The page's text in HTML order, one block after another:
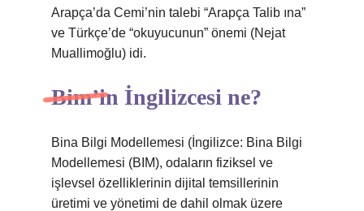
Arapça’da Cemi’nin talebi “Arapça Talib ına”
ve Türkçe’de “okuyucunun” önemi (Nejat
Muallimoğlu) idi.
Bim’in İngilizcesi ne?
Bina Bilgi Modellemesi (İngilizce: Bina Bilgi
Modellemesi (BIM), odaların fiziksel ve
işlevsel özelliklerinin dijital temsillerinin
üretimi ve yönetimi de dahil olmak üzere